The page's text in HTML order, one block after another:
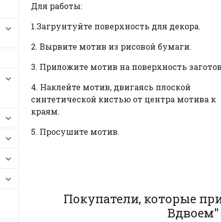
Для работы:
1.Загрунтуйте поверхность для декора.
2. Вырвите мотив из рисовой бумаги.
3. Приложите мотив на поверхность
4. Наклейте мотив, двигаясь плоской
синтетической кистью от центра мотива к
краям.
5. Просушите мотив.
Покупатели, которые